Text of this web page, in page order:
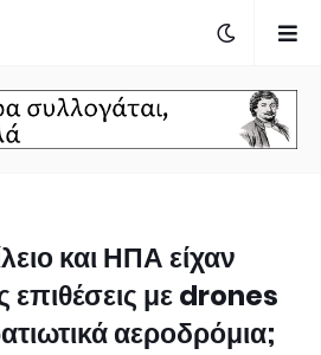
και ΗΠΑ είχαν
επιθέσεις με drones
αεροδρόμια;